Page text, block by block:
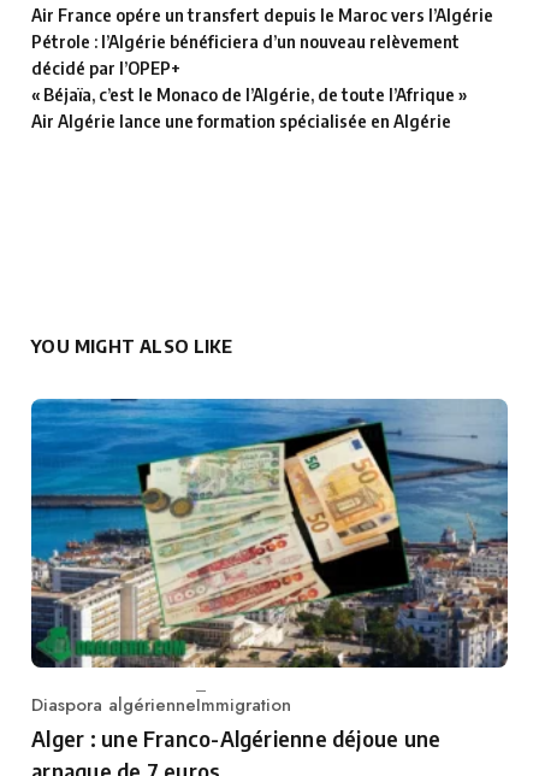
Air France opére un transfert depuis le Maroc vers l’Algérie
Pétrole : l’Algérie bénéficiera d’un nouveau relèvement
décidé par l’OPEP+
« Béjaïa, c’est le Monaco de l’Algérie, de toute l’Afrique »
Air Algérie lance une formation spécialisée en Algérie
YOU MIGHT ALSO LIKE
Category
Diaspora algérienneImmigration
Alger : une Franco-Algérienne déjoue une